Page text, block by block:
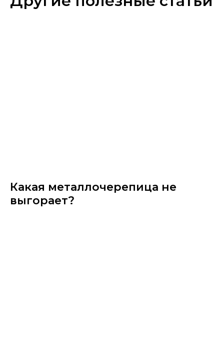
Какая металлочерепица не
выгорает?